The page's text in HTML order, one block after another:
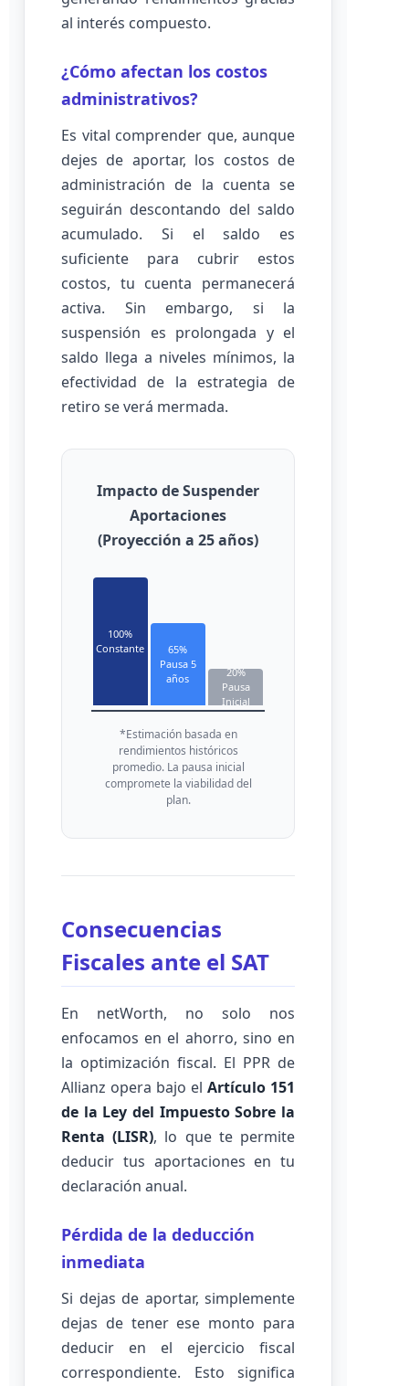
al interés compuesto.
¿Cómo afectan los costos
administrativos?
Es vital comprender que, aunque
dejes de aportar, los costos de
administración de la cuenta se
seguirán descontando del saldo
acumulado. Si el saldo es
suficiente para cubrir estos
costos, tu cuenta permanecerá
activa. Sin embargo, si la
suspensión es prolongada y el
saldo llega a niveles mínimos, la
efectividad de la estrategia de
retiro se verá mermada.
Impacto de Suspender
Aportaciones
(Proyección a 25 años)
100%
Constante
65%
Pausa 5
años
20%
Pausa
Inicial
*Estimación basada en
rendimientos históricos
promedio. La pausa inicial
compromete la viabilidad del
plan.
Consecuencias
Fiscales ante el SAT
En netWorth, no solo nos
enfocamos en el ahorro, sino en
la optimización fiscal. El PPR de
Allianz opera bajo el Artículo 151
de la Ley del Impuesto Sobre la
Renta (LISR), lo que te permite
deducir tus aportaciones en tu
declaración anual.
Pérdida de la deducción
inmediata
Si dejas de aportar, simplemente
dejas de tener ese monto para
deducir en el ejercicio fiscal
correspondiente. Esto significa